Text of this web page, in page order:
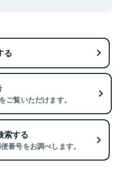
る
ご覧いただけます。
索する
番号をお調べします。